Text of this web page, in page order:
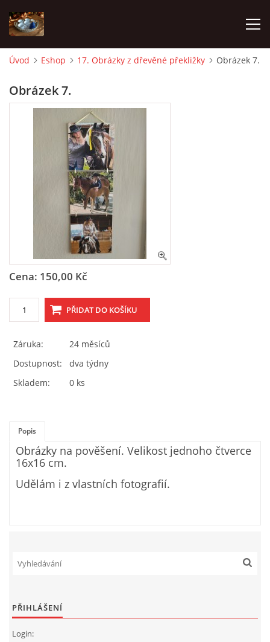
FOTOALBUM
OBCHODNÍ PODMÍNKY
Andrea Lampartová
lampartova.a@seznam.cz
© 2026 eStránky.cz
Úvod Eshop 17. Obrázky z dřevěné překližky Obrázek 7.
Obrázek 7.
Cena: 150,00 Kč
Záruka:
24 měsíců
Dostupnost:
dva týdny
Skladem:
0 ks
Popis
Obrázky na pověšení. Velikost jednoho čtverce
16x16 cm.
Udělám i z vlastních fotografií.
PŘIHLÁŠENÍ
Login: